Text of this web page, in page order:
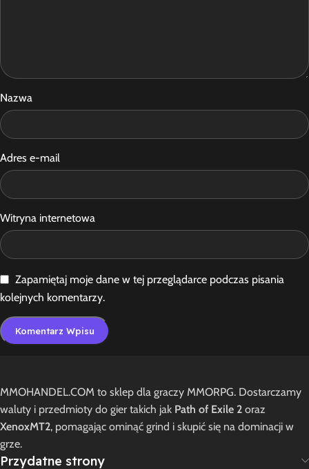
Nazwa
Adres e-mail
Witryna internetowa
Zapamiętaj moje dane w tej przeglądarce podczas pisania
kolejnych komentarzy.
MMOHANDEL.COM to sklep dla graczy MMORPG. Dostarczamy
waluty i przedmioty do gier takich jak Path of Exile 2 oraz
XenoxMT2, pomagając ominąć grind i skupić się na dominacji w
grze.
Przydatne strony